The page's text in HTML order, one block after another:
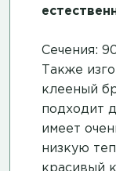
Сечения:
Также
клееный
подходит
имеет
низкую
красивый